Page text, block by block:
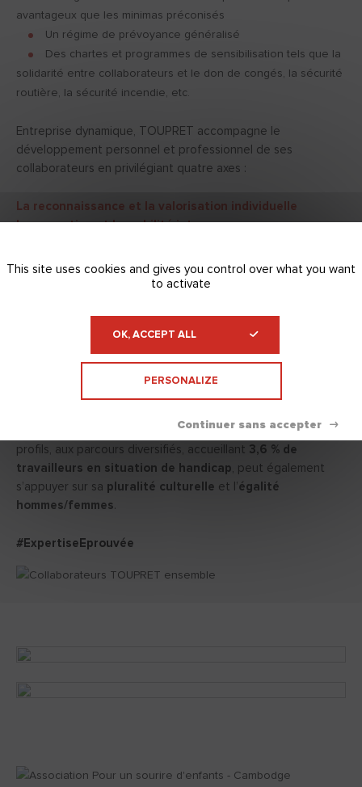
avantageux que les minimas préconisés
Un régime de prévoyance généralisé
Des chartes et programmes de sensibilisation tels que la
solidarité entre collaborateurs et le don de congés, la sécurité
routière, la sécurité incendie, etc.
Entreprise dynamique, TOUPRET accompagne le
développement personnel et professionnel de ses
collaborateurs en privilégiant quatre axes :
La reconnaissance et la valorisation individuelle
La promotion et la mobilité interne
La formation.
tous à s’exprimer, TOUPRET déploie des moyens de
communications internes modernes et adaptés tels que des
newsletters, des diffusions de webinaires, des évènements
entreprise qui puise sa force dans la grande diversité de ses
profils, aux parcours diversifiés, accueillant 3,6 % de
travailleurs en situation de handicap , peut également
s’appuyer sur sa pluralité culturelle et l’égalité
hommes/femmes
#ExpertiseEprouvée
This site uses cookies and gives you control over what you want
to activate
OK, ACCEPT ALL
PERSONALIZE